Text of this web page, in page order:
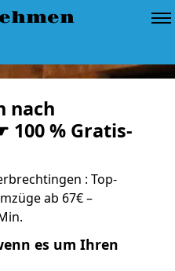
nach
% Gratis-
: Top-
ab 67€ –
es um Ihren